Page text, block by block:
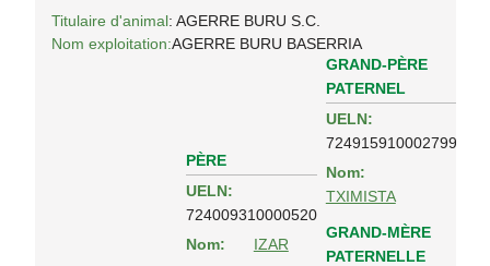
Titulaire d'animal: AGERRE BURU S.C.
Nom exploitation:AGERRE BURU BASERRIA
PÈRE
UELN:
724009310000520
Nom:
IZAR
GRAND-PÈRE
PATERNEL
UELN:
724915910002799
Nom:
TXIMISTA
GRAND-MÈRE
PATERNELLE